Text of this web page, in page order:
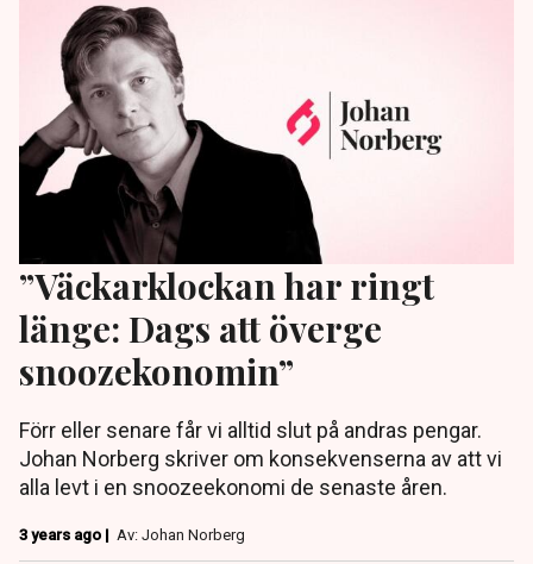
”Väckarklockan har ringt
länge: Dags att överge
snoozekonomin”
Förr eller senare får vi alltid slut på andras pengar.
Johan Norberg skriver om konsekvenserna av att vi
alla levt i en snoozeekonomi de senaste åren.
3 years ago | Av: Johan Norberg